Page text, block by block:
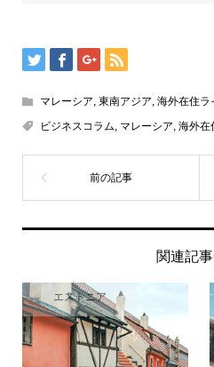
マレーシア, 東南アジア, 海外在住ラ
ビジネスコラム, マレーシア, 海外在
関連記
エストニア